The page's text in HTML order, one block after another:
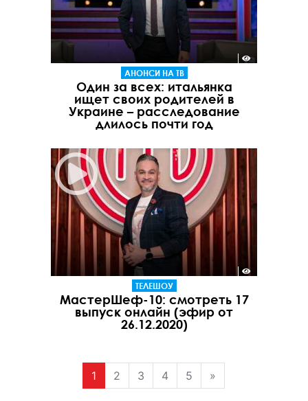
АНОНСИ НА ТВ
Один за всех: итальянка
ищет своих родителей в
Украине – расследование
длилось почти год
ТЕЛЕШОУ
МастерШеф-10: смотреть 17
выпуск онлайн (эфир от
26.12.2020)
1 2 3 4 5 »